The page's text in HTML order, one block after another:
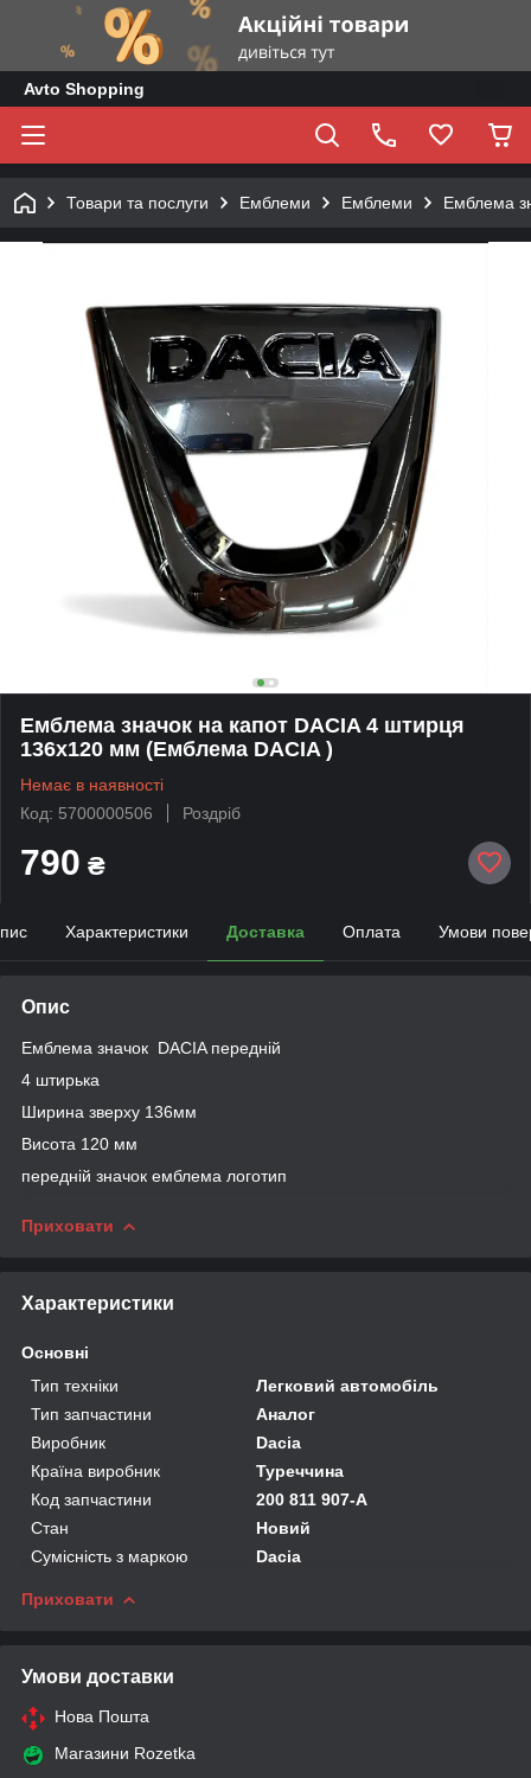
Avto Shopping
Товари та послуги Емблеми Емблеми Емблема
Емблема значок на капот DACIA 4 штирця
136х120 мм (Емблема DACIA )
Немає в наявності
Код: 5700000506
Роздріб
790 ₴
Характеристики Доставка Оплата Умови
Опис
Емблема значок DACIA передній
4 штирька
Ширина зверху 136мм
Висота 120 мм
передній значок емблема логотип
Приховати
Характеристики
Основні
Тип техніки
Легковий автомобіль
Тип запчастини
Аналог
Виробник
Dacia
Країна виробник
Туреччина
Код запчастини
200 811 907-А
Стан
Новий
Сумісність з маркою
Dacia
Приховати
Умови доставки
Нова Пошта
Магазини Rozetka